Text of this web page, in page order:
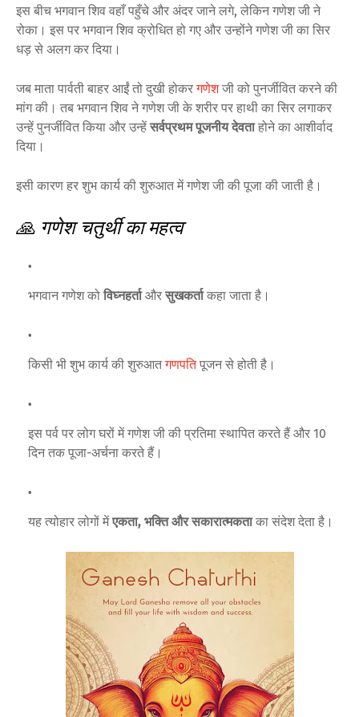
इस बीच भगवान शिव वहाँ पहुँचे और अंदर जाने लगे, लेकिन गणेश जी ने
रोका। इस पर भगवान शिव क्रोधित हो गए और उन्होंने गणेश जी का सिर
धड़ से अलग कर दिया।
जब माता पार्वती बाहर आईं तो दुखी होकरगणेशजी को पुनर्जीवित करने की
मांग की। तब भगवान शिव ने गणेश जी के शरीर पर हाथी का सिर लगाकर
उन्हें पुनर्जीवित किया और उन्हेंसर्वप्रथम पूजनीय देवताहोने का आशीर्वाद
दिया।
इसी कारण हर शुभ कार्य की शुरुआत में गणेश जी की पूजा की जाती है।
🙏 गणेश चतुर्थी का महत्व
भगवान गणेश कोविघ्नहर्ताऔरसुखकर्ताकहा जाता है।
किसी भी शुभ कार्य की शुरुआतगणपतिपूजन से होती है।
इस पर्व पर लोग घरों में गणेश जी की प्रतिमा स्थापित करते हैं और 10
दिन तक पूजा-अर्चना करते हैं।
यह त्योहार लोगों मेंएकता, भक्ति और सकारात्मकताका संदेश देता है।